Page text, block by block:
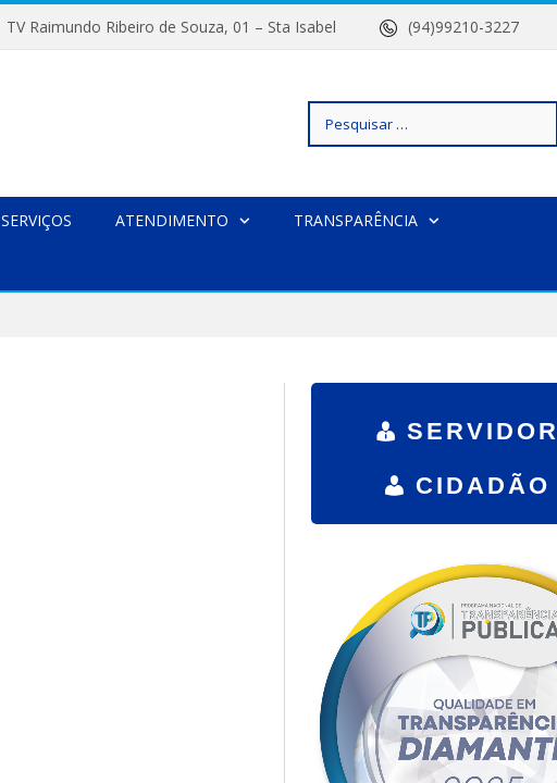
TV Raimundo Ribeiro de Souza, 01 – Sta Isabel (94)99210-3227
Pesquisar
SERVIÇOS ATENDIMENTO TRANSPARÊNCIA
SERVIDOR
CIDADÃO